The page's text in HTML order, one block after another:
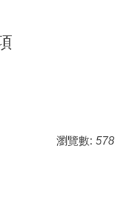
瀏覽數: 578